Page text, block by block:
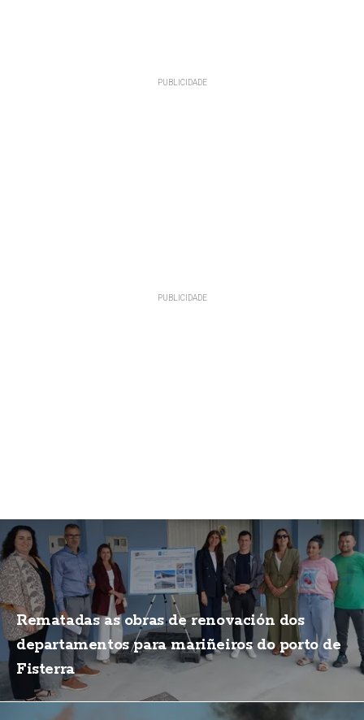
Rematadas as obras de renovación dos
departamentos para mariñeiros do porto de
Fisterra